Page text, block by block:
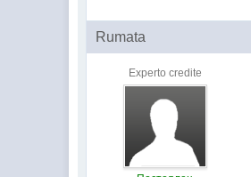
Rumata
Experto credite